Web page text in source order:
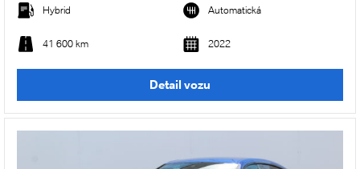
Hybrid Automatická
41 600 km 2022
Detail vozu